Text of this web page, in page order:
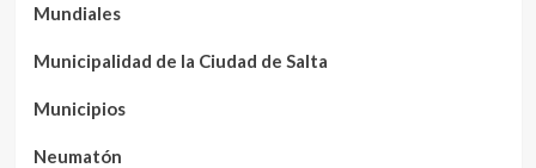
Mundiales
Municipalidad de la Ciudad de Salta
Municipios
Neumatón